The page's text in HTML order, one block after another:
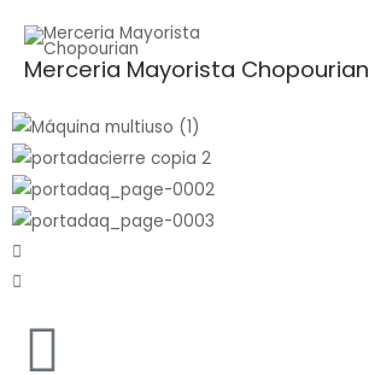
contenido
Merceria Mayorista Chopourian
Buscar
por: